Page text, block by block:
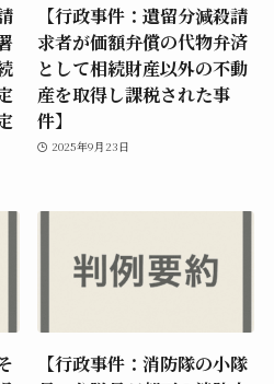
【行政事件：遺留分減殺請
求者が価額弁償の代物弁済
として相続財産以外の不動
産を取得し課税された事
件】
2025年9月23日
【行政事件：消防隊の小隊